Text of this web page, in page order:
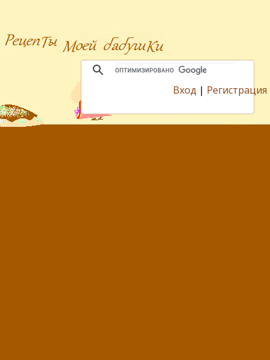
Вход | Регистрация